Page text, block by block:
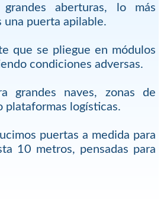
aberturas, lo más
una puerta apilable.
que se pliegue en módulos
condiciones adversas.
grandes naves, zonas de
plataformas logísticas.
puertas a medida para
10 metros, pensadas para